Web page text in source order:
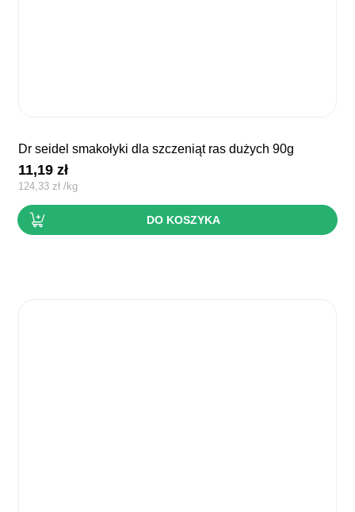
dr seidel smakołyki dla szczeniąt ras dużych 90g
11,19zł
124,33zł /kg
DO KOSZYKA